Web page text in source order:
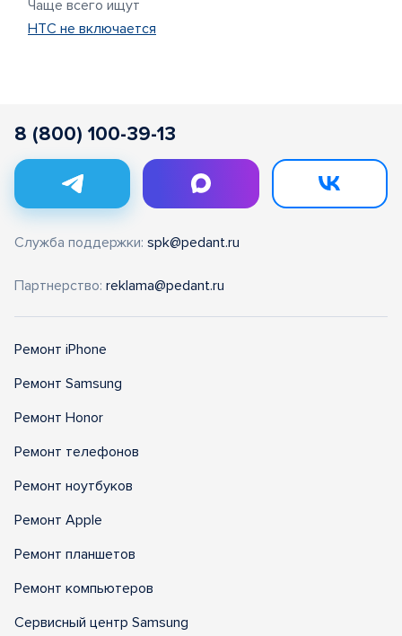
Чаще всего ищут
HTC не включается
8 (800) 100-39-13
Служба поддержки: spk@pedant.ru
Партнерство: reklama@pedant.ru
Ремонт iPhone
Ремонт Samsung
Ремонт Honor
Ремонт телефонов
Ремонт ноутбуков
Ремонт Apple
Ремонт планшетов
Ремонт компьютеров
Сервисный центр Samsung